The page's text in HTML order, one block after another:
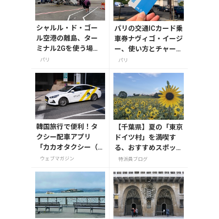
シャルル・ド・ゴー
ル空港の離島、ター
ミナル2Gを使う場合
の注意点【パリ】
パリ
パリの交通ICカード乗
車券ナヴィゴ・イージ
ー、使い方とチャージ
方法まとめ【順に解
パリ
韓国旅行で便利！タ
クシー配車アプリ
「カカオタクシー（K
AKAO T）」の登録・
ウェブマガジン
【千葉県】夏の「東京
ドイツ村」を満喫す
る、おすすめスポット
3選
特派員ブログ